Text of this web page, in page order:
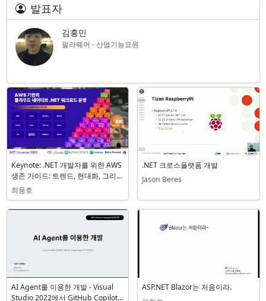
발표자
김홍민
필라웨어 - 산업기능요원
관련 세션
Keynote: .NET 개발자를 위한 AWS
생존 가이드: 트렌드, 현대화, 그리고
AI
최용호
.NET 크로스플랫폼 개발
Jason Beres
AI Agent를 이용한 개발 - Visual
Studio 2022에서 GitHub Copilot
ASP.NET Blazor는 처음이라.